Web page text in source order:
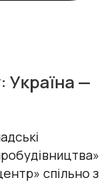
Україна —
спільно з